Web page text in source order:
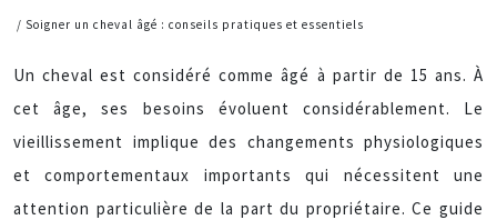
/ Soigner un cheval âgé : conseils pratiques et essentiels
Un cheval est considéré comme âgé à partir de 15 ans. À
cet âge, ses besoins évoluent considérablement. Le
vieillissement implique des changements physiologiques
et comportementaux importants qui nécessitent une
attention particulière de la part du propriétaire. Ce guide